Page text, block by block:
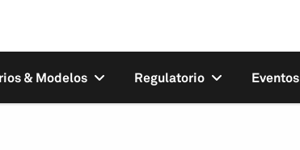
& Modelos Regulatorio Eventos